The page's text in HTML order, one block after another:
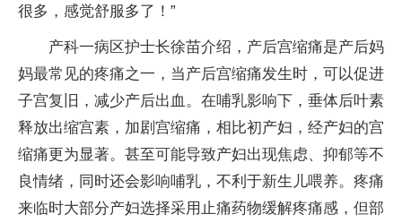
很多，感觉舒服多了！”
产科一病区护士长徐苗介绍，产后宫缩痛是产后妈
妈最常见的疼痛之一，当产后宫缩痛发生时，可以促进
子宫复旧，减少产后出血。在哺乳影响下，垂体后叶素
释放出缩宫素，加剧宫缩痛，相比初产妇，经产妇的宫
缩痛更为显著。甚至可能导致产妇出现焦虑、抑郁等不
良情绪，同时还会影响哺乳，不利于新生儿喂养。疼痛
来临时大部分产妇选择采用止痛药物缓解疼痛感，但部